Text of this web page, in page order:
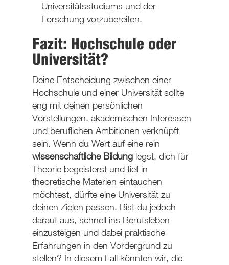
Universitätsstudiums und der
Forschung vorzubereiten.
Fazit: Hochschule oder
Universität?
Deine Entscheidung zwischen einer
Hochschule und einer Universität sollte
eng mit deinen persönlichen
Vorstellungen, akademischen Interessen
und beruflichen Ambitionen verknüpft
sein. Wenn du Wert auf eine rein
wissenschaftliche Bildunglegst, dich für
Theorie begeisterst und tief in
theoretische Materien eintauchen
möchtest, dürfte eine Universität zu
deinen Zielen passen. Bist du jedoch
darauf aus, schnell ins Berufsleben
einzusteigen und dabei praktische
Erfahrungen in den Vordergrund zu
stellen? In diesem Fall könnten wir, die